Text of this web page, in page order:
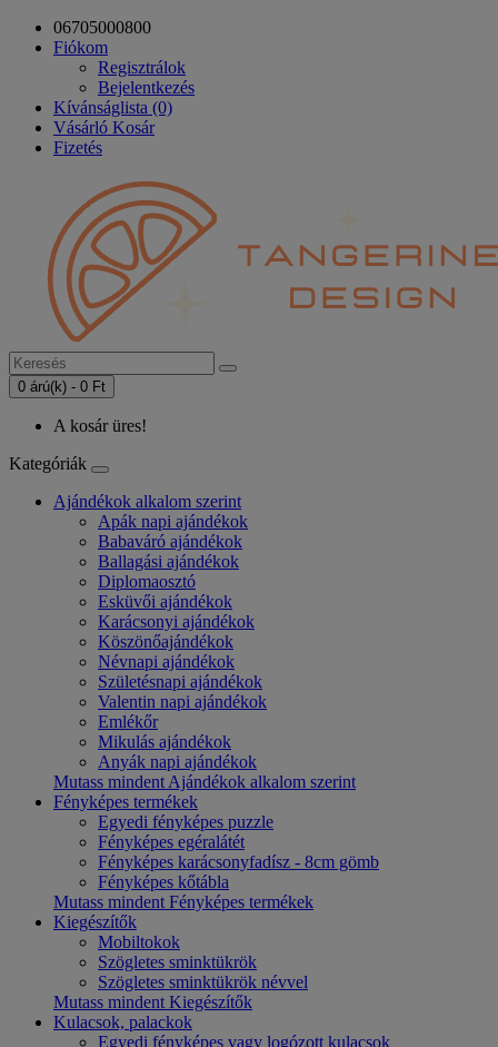
06705000800
Fiókom
Regisztrálok
Bejelentkezés
Kívánságlista (0)
Vásárló Kosár
Fizetés
0 árú(k) - 0 Ft
A kosár üres!
Kategóriák
Ajándékok alkalom szerint
Apák napi ajándékok
Babaváró ajándékok
Ballagási ajándékok
Diplomaosztó
Esküvői ajándékok
Karácsonyi ajándékok
Köszönőajándékok
Névnapi ajándékok
Születésnapi ajándékok
Valentin napi ajándékok
Emlékőr
Mikulás ajándékok
Anyák napi ajándékok
Mutass mindent Ajándékok alkalom szerint
Fényképes termékek
Egyedi fényképes puzzle
Fényképes egéralátét
Fényképes karácsonyfadísz - 8cm gömb
Fényképes kőtábla
Mutass mindent Fényképes termékek
Kiegészítők
Mobiltokok
Szögletes sminktükrök
Szögletes sminktükrök névvel
Mutass mindent Kiegészítők
Kulacsok, palackok
Egyedi fényképes vagy logózott kulacsok